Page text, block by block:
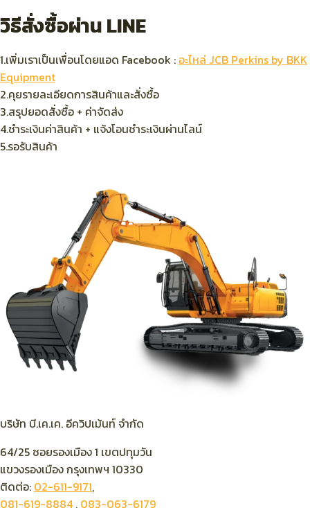
วิธีสั่งซื้อผ่าน LINE
1.เพิ่มเราเป็นเพื่อนโดยแอด Facebook : อะไหล่ JCB Perkins by BKK
Equipment
2.คุยรายละเอียดการสินค้าและสั่งซื้อ
3.สรุปยอดสั่งซื้อ + ค่าจัดส่ง
4.ชำระเงินค่าสินค้า + แจ้งโอนชำระเงินผ่านไลน์
5.รอรับสินค้า
บริษัท บี.เค.เค. อีควิปเม้นท์ จำกัด
64/25 ซอยรองเมือง 1 เขตปทุมวัน
แขวงรองเมือง กรุงเทพฯ 10330
ติดต่อ: 02-611-9171,
081-619-8884 , 083-063-6179